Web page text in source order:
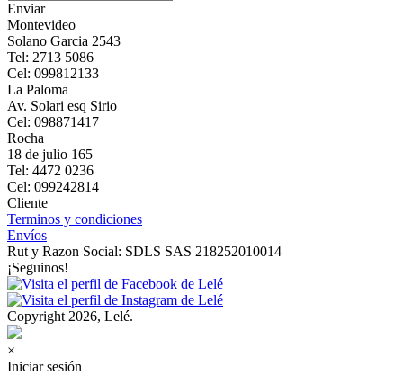
Enviar
Montevideo
Solano Garcia 2543
Tel: 2713 5086
Cel: 099812133
La Paloma
Av. Solari esq Sirio
Cel: 098871417
Rocha
18 de julio 165
Tel: 4472 0236
Cel: 099242814
Cliente
Terminos y condiciones
Envíos
Rut y Razon Social: SDLS SAS 218252010014
¡Seguinos!
Copyright 2026, Lelé.
×
Iniciar sesión